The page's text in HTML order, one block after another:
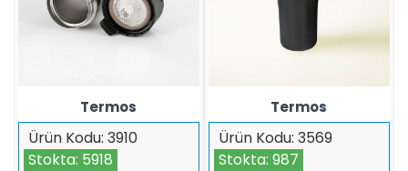
Ürün Kodu: 3910
Stokta: 5918
Termos
Ürün Kodu: 3569
Stokta: 987
Termos